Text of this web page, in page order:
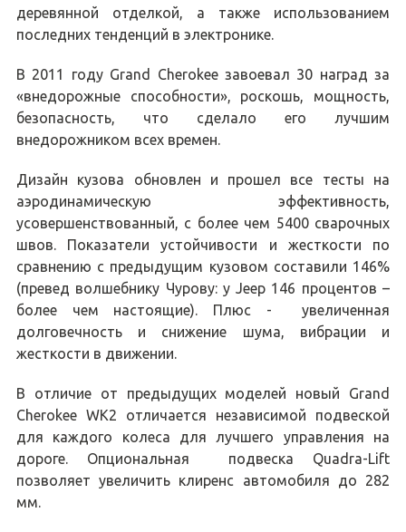
деревянной отделкой, а также использованием
последних тенденций в электронике.
В 2011 году Grand Cherokee завоевал 30 наград за
«внедорожные способности», роскошь, мощность,
безопасность, что сделало его лучшим
внедорожником всех времен.
Дизайн кузова обновлен и прошел все тесты на
аэродинамическую эффективность,
усовершенствованный, с более чем 5400 сварочных
швов. Показатели устойчивости и жесткости по
сравнению с предыдущим кузовом составили 146%
(превед волшебнику Чурову: у Jeep 146 процентов –
более чем настоящие). Плюс - увеличенная
долговечность и снижение шума, вибрации и
жесткости в движении.
В отличие от предыдущих моделей новый Grand
Cherokee WK2 отличается независимой подвеской
для каждого колеса для лучшего управления на
дороге. Опциональная подвеска Quadra-Lift
позволяет увеличить клиренс автомобиля до 282
мм.